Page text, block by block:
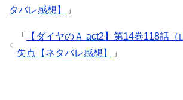
タバレ感想】
」
「
【ダイヤのＡ act2】第14巻118話（
失点【ネタバレ感想】
」